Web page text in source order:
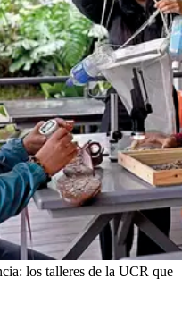
los talleres de la UCR que